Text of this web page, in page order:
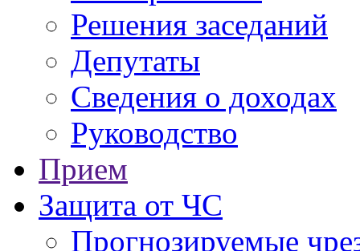
Решения заседаний
Депутаты
Сведения о доходах
Руководство
Прием
Защита от ЧС
Прогнозируемые